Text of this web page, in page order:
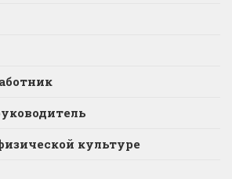
культуре